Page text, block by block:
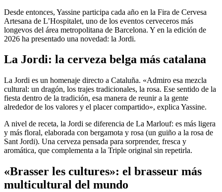
Desde entonces, Yassine participa cada año en la Fira de Cervesa
Artesana de L’Hospitalet, uno de los eventos cerveceros más
longevos del área metropolitana de Barcelona. Y en la edición de
2026 ha presentado una novedad: la Jordi.
La Jordi: la cerveza belga más catalana
La Jordi es un homenaje directo a Cataluña. «Admiro esa mezcla
cultural: un dragón, los trajes tradicionales, la rosa. Ese sentido de la
fiesta dentro de la tradición, esa manera de reunir a la gente
alrededor de los valores y el placer compartido», explica Yassine.
A nivel de receta, la Jordi se diferencia de La Marlouf: es más ligera
y más floral, elaborada con bergamota y rosa (un guiño a la rosa de
Sant Jordi). Una cerveza pensada para sorprender, fresca y
aromática, que complementa a la Triple original sin repetirla.
«Brasser les cultures»: el brasseur más
multicultural del mundo